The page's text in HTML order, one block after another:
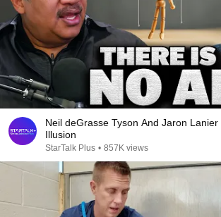
Neil deGrasse Tyson And Jaron Lanier
Illusion
StarTalk Plus • 857K views